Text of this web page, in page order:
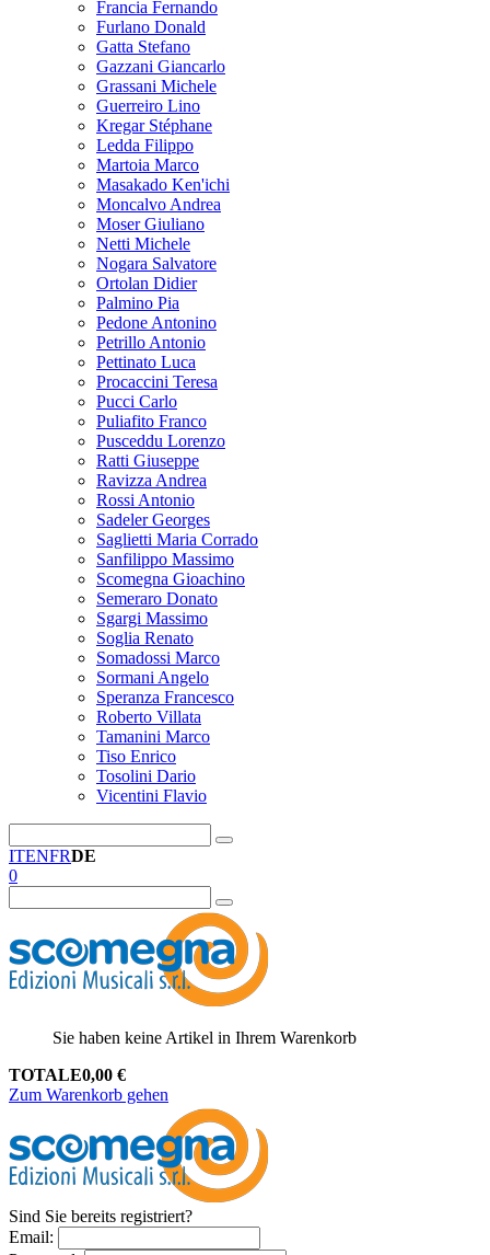
Francia Fernando
Furlano Donald
Gatta Stefano
Gazzani Giancarlo
Grassani Michele
Guerreiro Lino
Kregar Stéphane
Ledda Filippo
Martoia Marco
Masakado Ken'ichi
Moncalvo Andrea
Moser Giuliano
Netti Michele
Nogara Salvatore
Ortolan Didier
Palmino Pia
Pedone Antonino
Petrillo Antonio
Pettinato Luca
Procaccini Teresa
Pucci Carlo
Puliafito Franco
Pusceddu Lorenzo
Ratti Giuseppe
Ravizza Andrea
Rossi Antonio
Sadeler Georges
Saglietti Maria Corrado
Sanfilippo Massimo
Scomegna Gioachino
Semeraro Donato
Sgargi Massimo
Soglia Renato
Somadossi Marco
Sormani Angelo
Speranza Francesco
Roberto Villata
Tamanini Marco
Tiso Enrico
Tosolini Dario
Vicentini Flavio
ITENFRDE
0
Sie haben keine Artikel in Ihrem Warenkorb
TOTALE0,00 €
Zum Warenkorb gehen
Sind Sie bereits registriert?
Email: